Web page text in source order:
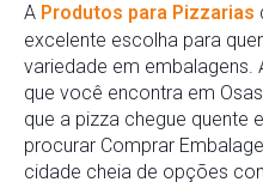
A Produtos para Pizzarias
excelente escolha para
variedade em embalagens.
que você encontra em
que a pizza chegue quente
procurar Comprar
cidade cheia de opções